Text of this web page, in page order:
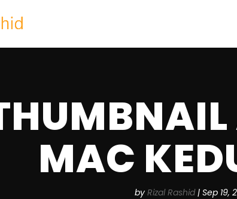
MAC
byRizal Rashid|Sep 19,